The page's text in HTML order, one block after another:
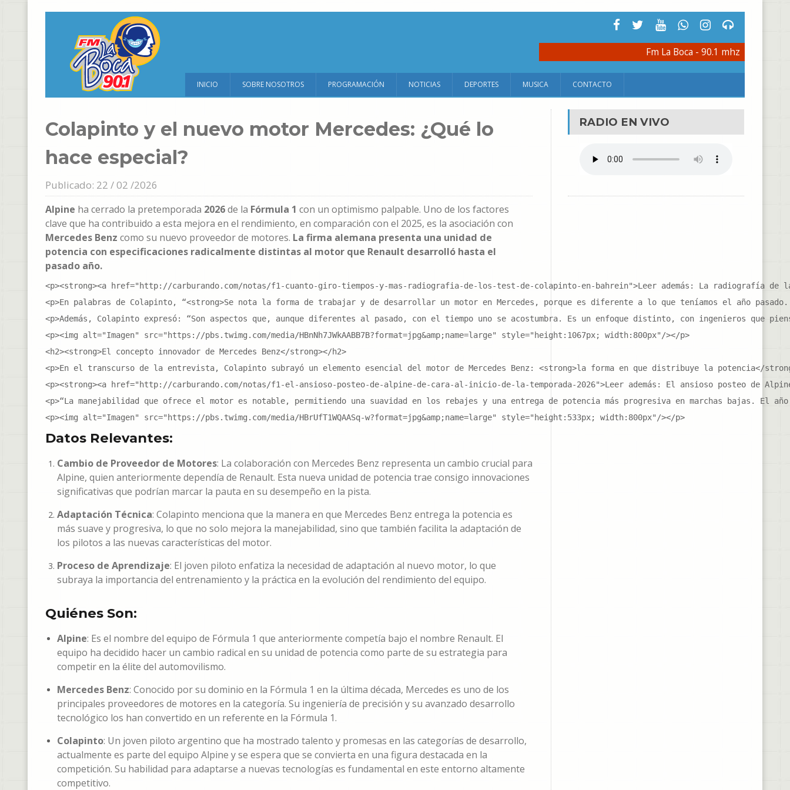
Fm La Boca - 90.1 mhz
INICIO SOBRE NOSOTROS PROGRAMACIÓN NOTICIAS DEPORTES MUSICA CONTACTO
Colapinto y el nuevo motor Mercedes: ¿Qué lo
hace especial?
Publicado: 22 / 02 /2026
Alpine ha cerrado la pretemporada 2026de la Fórmula 1 con un optimismo palpable. Uno de los factores
clave que ha contribuido a esta mejora en el rendimiento, en comparación con el 2025, es la asociación con
Mercedes Benz como su nuevo proveedor de motores. La firma alemana presenta una unidad de
potencia con especificaciones radicalmente distintas al motor que Renault desarrolló hasta el
pasado año.
<p><strong><a href="http://carburando.com/notas/f1-cuanto-giro-tiempos-y-mas-radiografia-de-los-test-de-colapinto-en-bahrein">Leer además: La radiografía de
<p>En palabras de Colapinto, “<strong>Se nota la forma de trabajar y de desarrollar un motor en Mercedes, porque es diferente a lo que teníamos el año
<p>Además, Colapinto expresó: “Son aspectos que, aunque diferentes al pasado, con el tiempo uno se acostumbra. Es un enfoque distinto, con ingenieros que
<p><img alt="Imagen" src="https://pbs.twimg.com/media/HBnNh7JWkAABB7B?format=jpg&amp;name=large" style="height:1067px; width:800px"/></p>
<h2><strong>El concepto innovador de Mercedes Benz</strong></h2>
<p>En el transcurso de la entrevista, Colapinto subrayó un elemento esencial del motor de Mercedes Benz: <strong>la forma en que distribuye la potencia</
<p><strong><a href="http://carburando.com/notas/f1-el-ansioso-posteo-de-alpine-de-cara-al-inicio-de-la-temporada-2026">Leer además: El ansioso posteo de
<p>“La manejabilidad que ofrece el motor es notable, permitiendo una suavidad en los rebajes y una entrega de potencia más progresiva en marchas bajas. El
<p><img alt="Imagen" src="https://pbs.twimg.com/media/HBrUfT1WQAASq-w?format=jpg&amp;name=large" style="height:533px; width:800px"/></p>
Datos Relevantes:
Cambio de Proveedor de Motores: La colaboración con Mercedes Benz representa un cambio crucial para
Alpine, quien anteriormente dependía de Renault. Esta nueva unidad de potencia trae consigo innovaciones
significativas que podrían marcar la pauta en su desempeño en la pista.
Adaptación Técnica: Colapinto menciona que la manera en que Mercedes Benz entrega la potencia es
más suave y progresiva, lo que no solo mejora la manejabilidad, sino que también facilita la adaptación de
los pilotos a las nuevas características del motor.
Proceso de Aprendizaje: El joven piloto enfatiza la necesidad de adaptación al nuevo motor, lo que
subraya la importancia del entrenamiento y la práctica en la evolución del rendimiento del equipo.
Quiénes Son:
Alpine: Es el nombre del equipo de Fórmula 1 que anteriormente competía bajo el nombre Renault. El
equipo ha decidido hacer un cambio radical en su unidad de potencia como parte de su estrategia para
competir en la élite del automovilismo.
Mercedes Benz: Conocido por su dominio en la Fórmula 1 en la última década, Mercedes es uno de los
principales proveedores de motores en la categoría. Su ingeniería de precisión y su avanzado desarrollo
tecnológico los han convertido en un referente en la Fórmula 1.
Colapinto: Un joven piloto argentino que ha mostrado talento y promesas en las categorías de desarrollo,
actualmente es parte del equipo Alpine y se espera que se convierta en una figura destacada en la
competición. Su habilidad para adaptarse a nuevas tecnologías es fundamental en este entorno altamente
competitivo.
RADIO EN VIVO